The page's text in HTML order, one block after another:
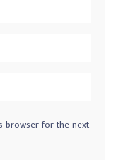
browser for the next